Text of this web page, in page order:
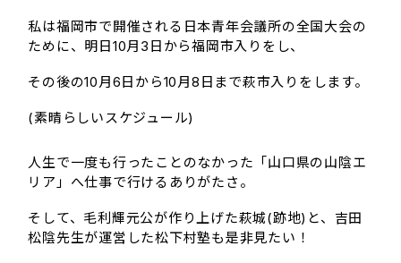
私は福岡市で開催される日本青年会議所の全国大会の
ために、明日10月3日から福岡市入りをし、
その後の10月6日から10月8日まで萩市入りをします。
(素晴らしいスケジュール)
人生で一度も行ったことのなかった「山口県の山陰エ
リア」へ仕事で行けるありがたさ。
そして、毛利輝元公が作り上げた萩城(跡地)と、吉田
松陰先生が運営した松下村塾も是非見たい！